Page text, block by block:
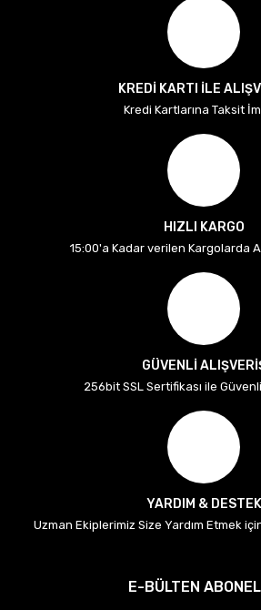
KREDİ KARTI İLE
Kredi Kartlarına Taksit
HIZLI KARGO
15:00'a Kadar verilen Kargolarda
GÜVENLİ
256bit SSL Sertifikası ile
YARDIM & DESTEK
Uzman Ekiplerimiz Size Yardım Etmek
E-BÜLTEN